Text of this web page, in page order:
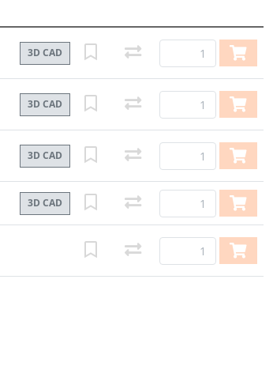
3D CAD
3D CAD
3D CAD
3D CAD